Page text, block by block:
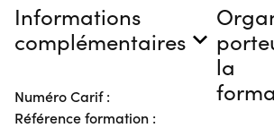
Informations
complémentaires
Numéro Carif :
Référence formation :
la